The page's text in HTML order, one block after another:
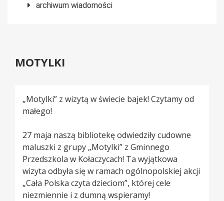
archiwum wiadomości
MOTYLKI
„Motylki” z wizytą w świecie bajek! Czytamy od
małego!
27 maja naszą bibliotekę odwiedziły cudowne
maluszki z grupy „Motylki” z Gminnego
Przedszkola w Kołaczycach! Ta wyjątkowa
wizyta odbyła się w ramach ogólnopolskiej akcji
„Cała Polska czyta dzieciom”, której cele
niezmiennie i z dumną wspieramy!